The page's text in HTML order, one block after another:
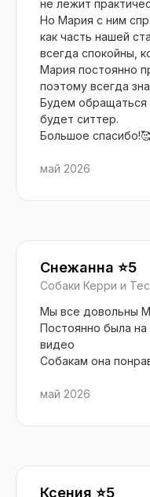
не лежит
Но Мария с ним
как часть нашей
всегда спокойны,
Мария постоянно
поэтому всегда
Будем обращаться
будет ситтер.
Большое
май 2026
Снежанна ⭐️5
Собаки Керри и
Мы все довольны
Постоянно была на
видео
Собакам она
май 2026
Ксения ⭐️5